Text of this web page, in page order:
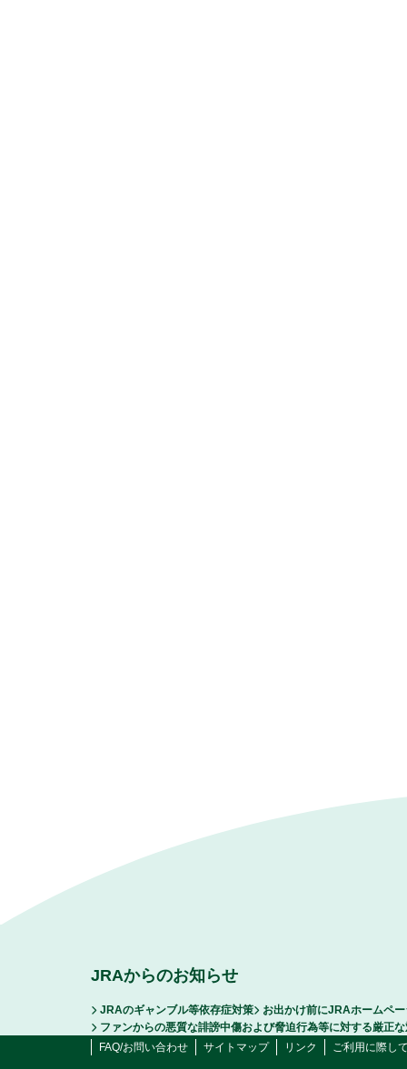
JRAからのお知らせ
JRAのギャンブル等依存症対策
お出かけ前にJRAホームペ
ファンからの悪質な誹謗中傷および脅迫行為等に対する厳正
FAQ/お問い合わせ
サイトマップ リンク ご利用に際し